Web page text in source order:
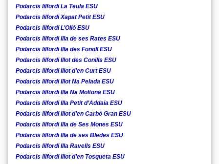
Podarcis lilfordi La Teula ESU
Podarcis lilfordi Xapat Petit ESU
Podarcis lilfordi L’Olló ESU
Podarcis lilfordi Illa de ses Rates ESU
Podarcis lilfordi Illa des Fonoll ESU
Podarcis lilfordi Illot des Conills ESU
Podarcis lilfordi Illot d’en Curt ESU
Podarcis lilfordi Illot Na Pelada ESU
Podarcis lilfordi Illa Na Moltona ESU
Podarcis lilfordi Illa Petit d’Addaia ESU
Podarcis lilfordi Illot d’en Carbó Gran ESU
Podarcis lilfordi Illa de Ses Mones ESU
Podarcis lilfordi Illa de ses Bledes ESU
Podarcis lilfordi Illa Ravells ESU
Podarcis lilfordi Illot d’en Tosqueta ESU